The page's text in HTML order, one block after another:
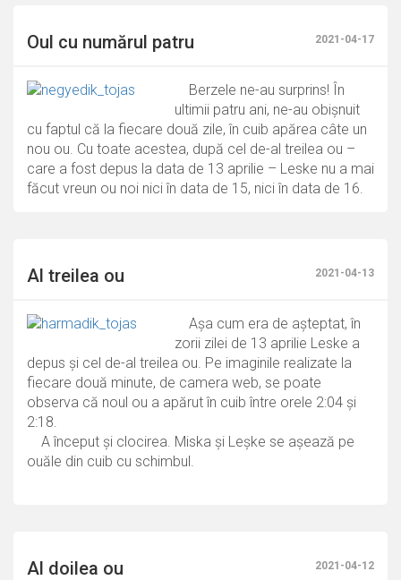
Oul cu numărul patru 2021-04-17
Berzele ne-au surprins! În
ultimii patru ani, ne-au obișnuit
cu faptul că la fiecare două zile, în cuib apărea câte un
nou ou. Cu toate acestea, după cel de-al treilea ou –
care a fost depus la data de 13 aprilie – Leske nu a mai
făcut vreun ou noi nici în data de 15, nici în data de 16.
Al treilea ou 2021-04-13
Așa cum era de așteptat, în
zorii zilei de 13 aprilie Leske a
depus și cel de-al treilea ou. Pe imaginile realizate la
fiecare două minute, de camera web, se poate
observa că noul ou a apărut în cuib între orele 2:04 și
2:18.
A început și clocirea. Miska și Leșke se așează pe
ouăle din cuib cu schimbul.
Al doilea ou 2021-04-12